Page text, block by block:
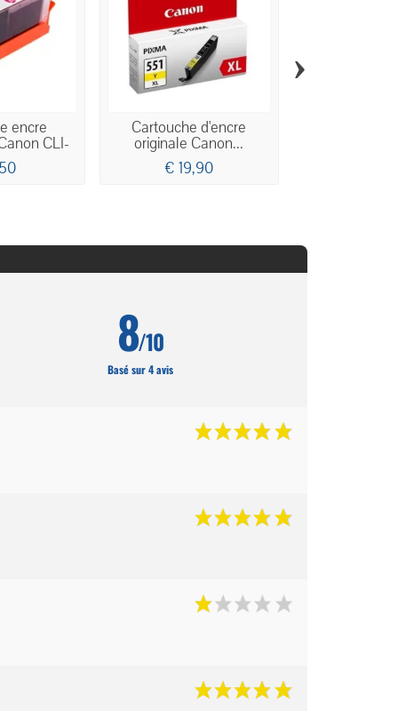
encre
CLI-
Cartouche d'encre
originale Canon...
€ 19,90
›
8/10
Basé sur 4 avis